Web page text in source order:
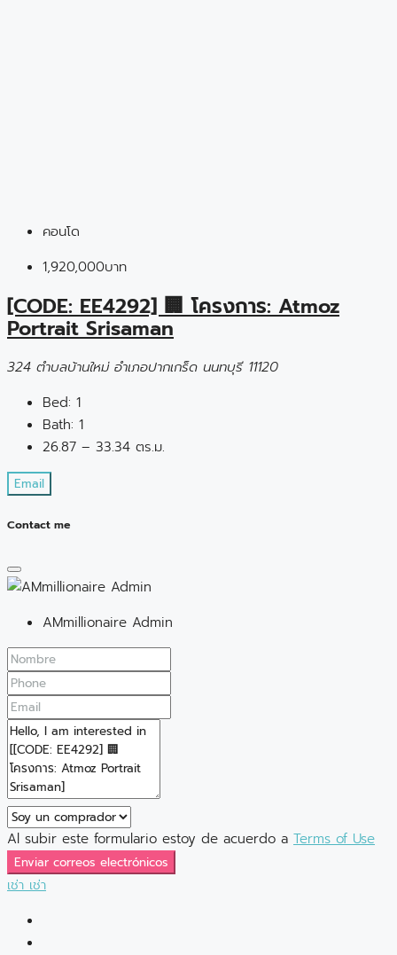
คอนโด
1,920,000บาท
[CODE: EE4292] 🏢 โครงการ: Atmoz
Portrait Srisaman
324 ตำบลบ้านใหม่ อำเภอปากเกร็ด นนทบุรี 11120
Bed: 1
Bath: 1
26.87 – 33.34 ตร.ม.
Email
Contact me
AMmillionaire Admin
Al subir este formulario estoy de acuerdo a Terms of Use
Enviar correos electrónicos
เช่า เช่า